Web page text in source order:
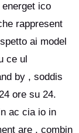
ico
rappresent
ai model
ce ul
by , soddis
ore su 24.
ac cia io in
are , combin